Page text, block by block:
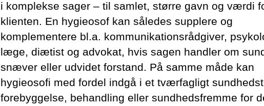
i komplekse sager – til samlet, større gavn og værdi
klienten. En hygieosof kan således supplere og
komplementere bl.a. kommunikationsrådgiver,
læge, diætist og advokat, hvis sagen handler om
snæver eller udvidet forstand. På samme måde kan
hygieosofi med fordel indgå i et tværfagligt
forebyggelse, behandling eller sundhedsfremme for